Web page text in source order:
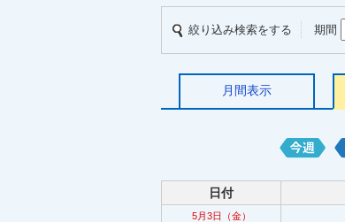
絞り込み検索をする 期間
月間表示
日付
5月3日（金）